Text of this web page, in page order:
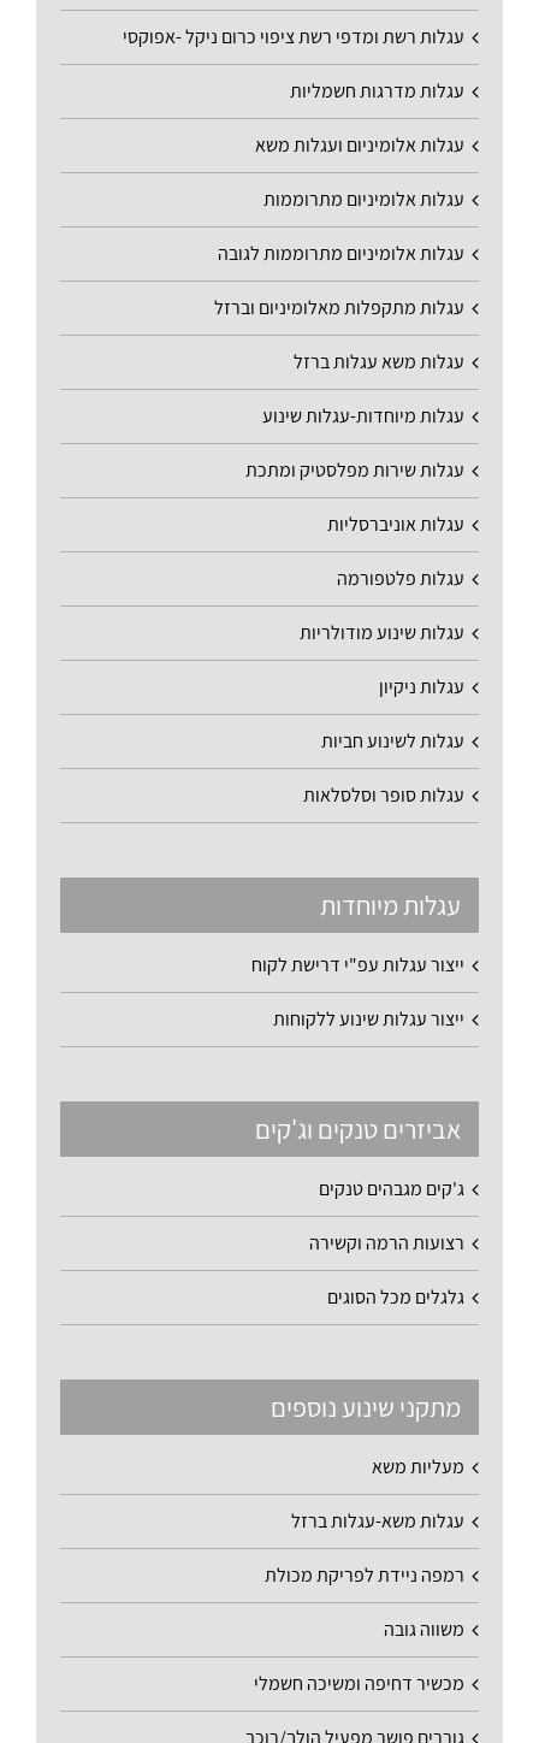
עגלות רשת ומדפי רשת ציפוי כרום ניקל -אפוקסי
עגלות מדרגות חשמליות
עגלות אלומיניום ועגלות משא
עגלות אלומיניום מתרוממות
עגלות אלומיניום מתרוממות לגובה
עגלות מתקפלות מאלומיניום וברזל
עגלות משא עגלות ברזל
עגלות מיוחדות-עגלות שינוע
עגלות שירות מפלסטיק ומתכת
עגלות אוניברסליות
עגלות פלטפורמה
עגלות שינוע מודולריות
עגלות ניקיון
עגלות לשינוע חביות
עגלות סופר וסלסלאות
עגלות מיוחדות
ייצור עגלות עפ"י דרישת לקוח
ייצור עגלות שינוע ללקוחות
אביזרים טנקים וג'קים
ג'קים מגבהים טנקים
רצועות הרמה וקשירה
גלגלים מכל הסוגים
מתקני שינוע נוספים
מעליות משא
עגלות משא-עגלות ברזל
רמפה ניידת לפריקת מכולת
משווה גובה
מכשיר דחיפה ומשיכה חשמלי
גוררים פושר מפעיל הולך/רוכב